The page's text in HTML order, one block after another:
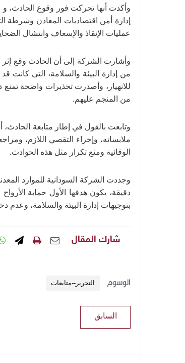
وأكدت أنها تحركت فور وقوع الحادث، و
إدارة أمن اقتصاديات المعادن وشرطة
عمليات الإنقاذ والإسعاف وانتشال
وأشارت الشركة إلى أن الحادث وقع
من إدارة البيئة والسلامة، التي كانت
للانهيار، وأصدرت تحذيرات واضحة تمنع
من المنجم عليهم.
وتابعت بالقول في إطار متابعة
ملابساته، وإجراء التقصي اللازم،
الوقائية ومنع تكرار مثل هذه الحوادث.
وجددت الشركة السودانية للموارد
دقيقة، يكون هدفها الأول حماية
بتوجيهات إدارة البيئة والسلامة،
شارك المقال
الوسوم التحرير--متابعات
السابق